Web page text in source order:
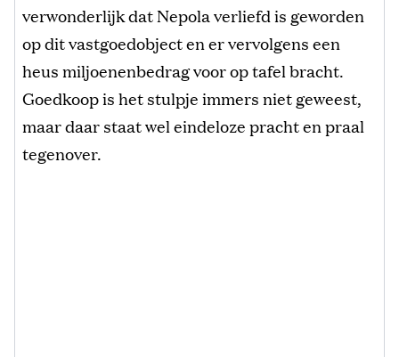
verwonderlijk dat Nepola verliefd is geworden
op dit vastgoedobject en er vervolgens een
heus miljoenenbedrag voor op tafel bracht.
Goedkoop is het stulpje immers niet geweest,
maar daar staat wel eindeloze pracht en praal
tegenover.